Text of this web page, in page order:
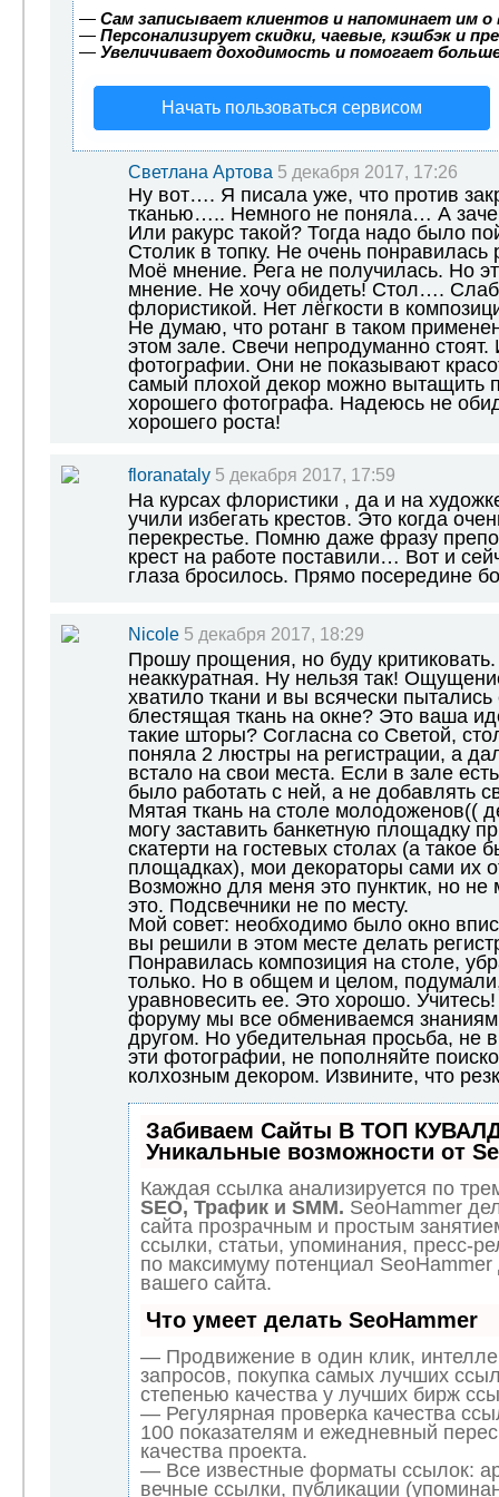
— Сам записывает клиентов и напоминает им о
— Персонализирует скидки, чаевые, кэшбэк и
— Увеличивает доходимость и помогает
Начать пользоваться сервисом
Светлана Артова 5 декабря 2017, 17:26
Ну вот…. Я писала уже, что против
тканью….. Немного не поняла… А
Или ракурс такой? Тогда надо было
Столик в топку. Не очень понравилась
Моё мнение. Рега не получилась. Но
мнение. Не хочу обидеть! Стол….
флористикой. Нет лёгкости в
Не думаю, что ротанг в таком
этом зале. Свечи непродуманно
фотографии. Они не показывают
самый плохой декор можно вытащить
хорошего фотографа. Надеюсь не
хорошего роста!
floranataly 5 декабря 2017, 17:59
На курсах флористики , да и на
учили избегать крестов. Это когда
перекрестье. Помню даже фразу
крест на работе поставили… Вот и
глаза бросилось. Прямо посередине
Nicole 5 декабря 2017, 18:29
Прошу прощения, но буду
неаккуратная. Ну нельзя так!
хватило ткани и вы всячески пытались
блестящая ткань на окне? Это ваша
такие шторы? Согласна со Светой,
поняла 2 люстры на регистрации, а
встало на свои места. Если в зале
было работать с ней, а не добавлять
Мятая ткань на столе молодоженов((
могу заставить банкетную площадку
скатерти на гостевых столах (а такое
площадках), мои декораторы сами их
Возможно для меня это пунктик, но не
это. Подсвечники не по месту.
Мой совет: необходимо было окно
вы решили в этом месте делать
Понравилась композиция на столе,
только. Но в общем и целом,
уравновесить ее. Это хорошо.
форуму мы все обмениваемся
другом. Но убедительная просьба, не
эти фотографии, не пополняйте
колхозным декором. Извините, что
Забиваем Сайты В ТОП
Уникальные возможности от
Каждая ссылка анализируется по
SEO, Трафик и SMM. SeoHammer
сайта прозрачным и простым
ссылки, статьи, упоминания, пресс-
по максимуму потенциал
вашего сайта.
Что умеет делать SeoHammer
— Продвижение в один клик,
запросов, покупка самых лучших
степенью качества у лучших бирж
— Регулярная проверка качества
100 показателям и ежедневный
качества проекта.
— Все известные форматы ссылок:
вечные ссылки, публикации